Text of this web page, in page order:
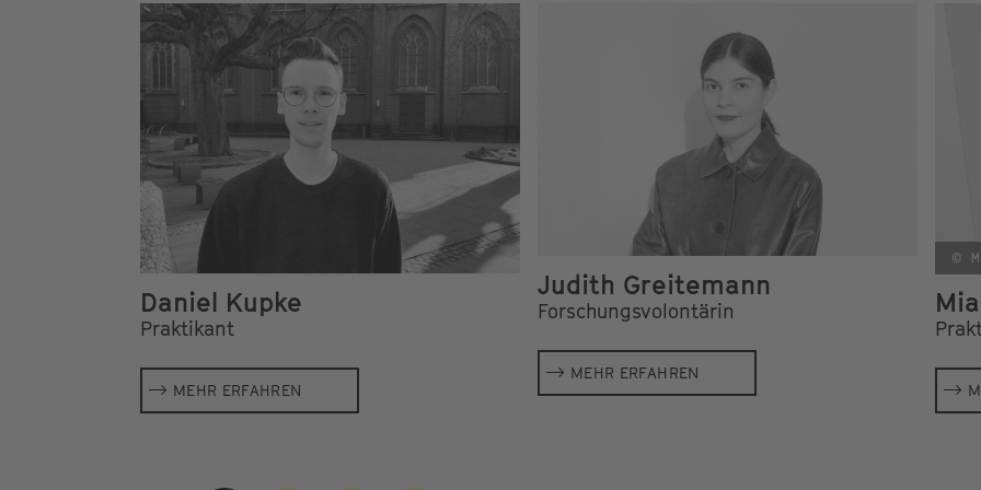
Daniel Kupke
Praktikant
MEHR ERFAHREN
Judith Greitemann
Forschungsvolontärin
MEHR ERFAHREN
©